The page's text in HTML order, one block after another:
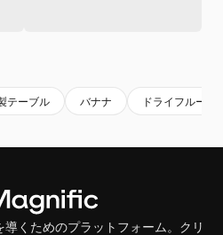
テーブル バナナ ドライフルーツ
くためのプラットフォーム。クリ